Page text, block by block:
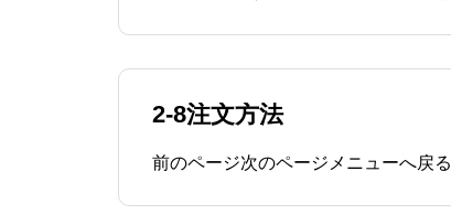
2-8注文方法
前のページ次のページメニューへ戻る